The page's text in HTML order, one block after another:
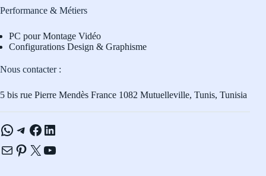
Performance & Métiers
PC pour Montage Vidéo
Configurations Design & Graphisme
Nous contacter :
5 bis rue Pierre Mendès France 1082 Mutuelleville, Tunis, Tunisia
WhatsApp
Telegram
Facebook
LinkedIn
E-mailPinterest
X YouTube